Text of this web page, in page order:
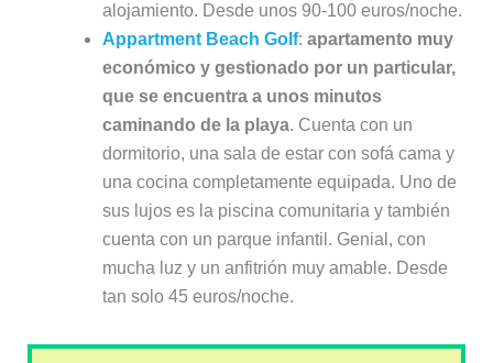
alojamiento. Desde unos 90-100 euros/noche.
Appartment Beach Golf: apartamento muy
económico y gestionado por un particular,
que se encuentra a unos minutos
caminando de la playa. Cuenta con un
dormitorio, una sala de estar con sofá cama y
una cocina completamente equipada. Uno de
sus lujos es la piscina comunitaria y también
cuenta con un parque infantil. Genial, con
mucha luz y un anfitrión muy amable. Desde
tan solo 45 euros/noche.